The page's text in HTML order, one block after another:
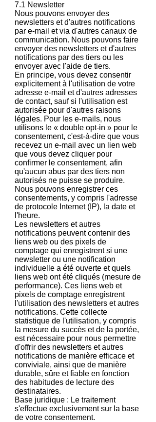
7.1 Newsletter
Nous pouvons envoyer des
newsletters et d'autres notifications
par e-mail et via d'autres canaux de
communication. Nous pouvons faire
envoyer des newsletters et d'autres
notifications par des tiers ou les
envoyer avec l'aide de tiers.
En principe, vous devez consentir
explicitement à l'utilisation de votre
adresse e-mail et d'autres adresses
de contact, sauf si l'utilisation est
autorisée pour d'autres raisons
légales. Pour les e-mails, nous
utilisons le « double opt-in » pour le
consentement, c'est-à-dire que vous
recevez un e-mail avec un lien web
que vous devez cliquer pour
confirmer le consentement, afin
qu'aucun abus par des tiers non
autorisés ne puisse se produire.
Nous pouvons enregistrer ces
consentements, y compris l'adresse
de protocole Internet (IP), la date et
l'heure.
Les newsletters et autres
notifications peuvent contenir des
liens web ou des pixels de
comptage qui enregistrent si une
newsletter ou une notification
individuelle a été ouverte et quels
liens web ont été cliqués (mesure de
performance). Ces liens web et
pixels de comptage enregistrent
l'utilisation des newsletters et autres
notifications. Cette collecte
statistique de l'utilisation, y compris
la mesure du succès et de la portée,
est nécessaire pour nous permettre
d'offrir des newsletters et autres
notifications de manière efficace et
conviviale, ainsi que de manière
durable, sûre et fiable en fonction
des habitudes de lecture des
destinataires.
Base juridique : Le traitement
s'effectue exclusivement sur la base
de votre consentement.